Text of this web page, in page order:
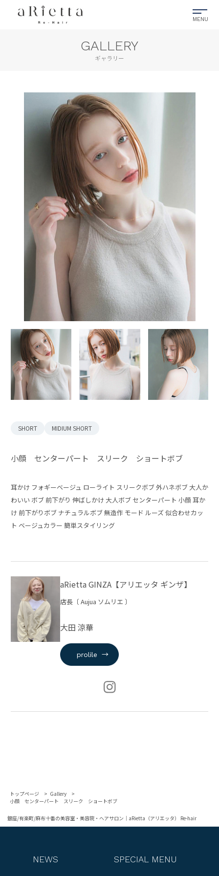
GALLERY
ギャラリー
SHORT MIDIUM SHORT
小顔 センターパート スリーク ショートボブ
耳かけ フォギーベージュ ローライト スリークボブ 外ハネボブ 大人か
わいい ボブ 前下がり 伸ばしかけ 大人ボブ センターパート 小顔 耳か
け 前下がりボブ ナチュラルボブ 無造作 モード ルーズ 似合わせカッ
ト ベージュカラー 簡単スタイリング
aRietta GINZA【アリエッタ ギンザ】
店長〔 Aujua ソムリエ 〕
大田 涼華
prolile →
トップページ
Gallery
小顔 センターパート スリーク ショートボブ
銀座/有楽町/麻布十番の美容室・美容院・ヘアサロン｜aRietta（アリエッタ） Re-hair
NEWS SPECIAL MENU